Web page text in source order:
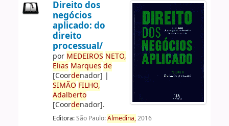
Direito dos
negócios
aplicado: do
direito
processual/
por MEDEIROS NETO,
Elias Marques de
[Coordenador] |
SIMÃO FILHO,
Adalberto
[Coordenador].
Editora:São Paulo:Almedina,2016